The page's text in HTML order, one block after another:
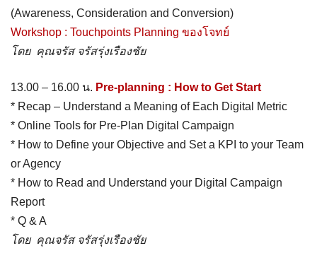
(Awareness, Consideration and Conversion)
Workshop : Touchpoints Planning ของโจทย์
โดย คุณจรัส จรัสรุ่งเรืองชัย
13.00 – 16.00 น. Pre-planning : How to Get Start
* Recap – Understand a Meaning of Each Digital Metric
* Online Tools for Pre-Plan Digital Campaign
* How to Define your Objective and Set a KPI to your Team
or Agency
* How to Read and Understand your Digital Campaign
Report
* Q & A
โดย คุณจรัส จรัสรุ่งเรืองชัย